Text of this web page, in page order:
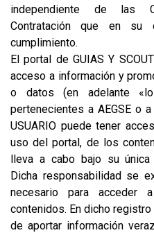
independiente de las
Contratación que en su
cumplimiento.
El portal de GUIAS Y
acceso a información y
o datos (en adelante
pertenecientes a AEGSE o
USUARIO puede tener
uso del portal, de los
lleva a cabo bajo su única
Dicha responsabilidad se
necesario para acceder
contenidos. En dicho
de aportar información